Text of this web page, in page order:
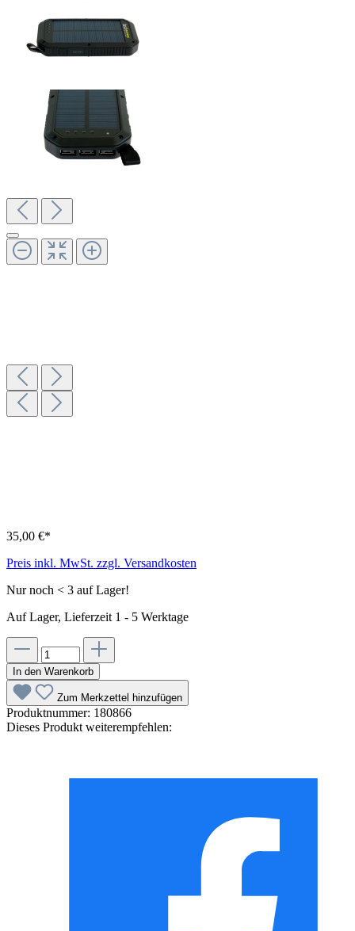
35,00 €*
Preis inkl. MwSt. zzgl. Versandkosten
Nur noch < 3 auf Lager!
Auf Lager, Lieferzeit 1 - 5 Werktage
In den Warenkorb
Zum Merkzettel hinzufügen
Produktnummer: 180866
Dieses Produkt weiterempfehlen: